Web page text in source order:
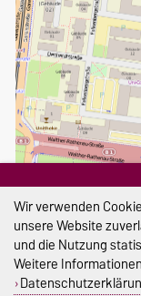
Zschokkestraße
DATENSCHUTZ
Wir verwenden
unsere Website
und die Nutzung
Weitere